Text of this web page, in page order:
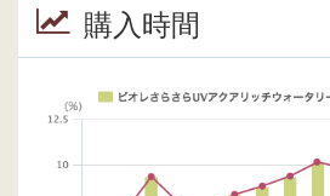
購入時間